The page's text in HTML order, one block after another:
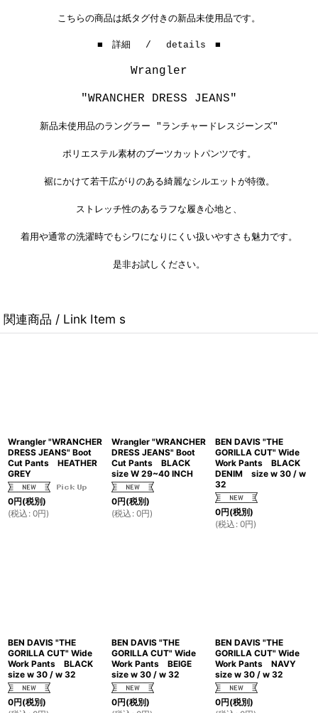
こちらの商品は紙タグ付きの新品未使用品です。
■ 詳細 / details ■
Wrangler
"WRANCHER DRESS JEANS"
新品未使用品のラングラー " ランチャードレスジーンズ"
ポリエステル素材のブーツカットパンツです。
裾にかけて若干広がりのある綺麗なシルエットが特徴。
ストレッチ性のあるラフな履き心地と、
着用や通常の洗濯時でもシワになりにくい扱いやすさも 魅力です。
是非お試しください。
関連商品 / Link Item s
Wrangler "WRANCHER
DRESS JEANS" Boot
Cut Pants HEATHER
GREY
0円(税別)
(税込 : 0円)
Wrangler "WRANCHER
DRESS JEANS" Boot
Cut Pants BLACK
size W 29~40 INCH
0円(税別)
(税込 : 0円)
BEN DAVIS "THE
GORILLA CUT" Wide
Work Pants BLACK
DENIM size w 30 / w
32
0円(税別)
(税込 : 0円)
BEN DAVIS "THE
GORILLA CUT" Wide
Work Pants BLACK
size w 30 / w 32
0円(税別)
BEN DAVIS "THE
GORILLA CUT" Wide
Work Pants BEIGE
size w 30 / w 32
0円(税別)
BEN DAVIS "THE
GORILLA CUT" Wide
Work Pants NAVY
size w 30 / w 32
0円(税別)